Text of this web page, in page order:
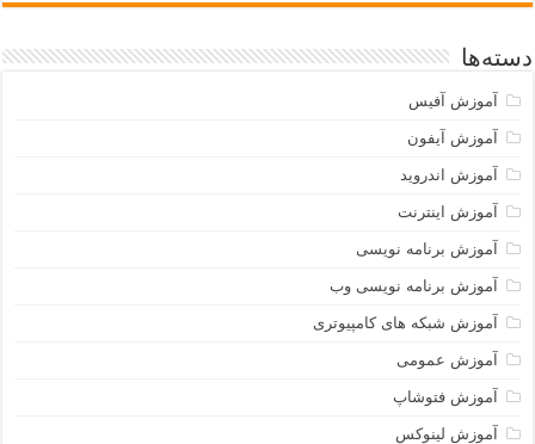
دسته‌ها
آموزش آفیس
آموزش آیفون
آموزش اندروید
آموزش اینترنت
آموزش برنامه نویسی
آموزش برنامه نویسی وب
آموزش شبکه های کامپیوتری
آموزش عمومی
آموزش فتوشاپ
آموزش لینوکس